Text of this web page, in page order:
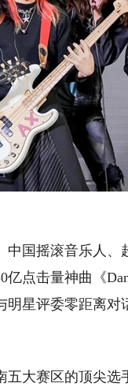
国摇滚音乐人
点击量神曲《
星评委零距离对
大赛区的顶尖